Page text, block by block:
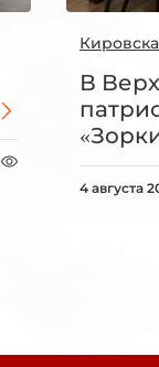
В
4 августа